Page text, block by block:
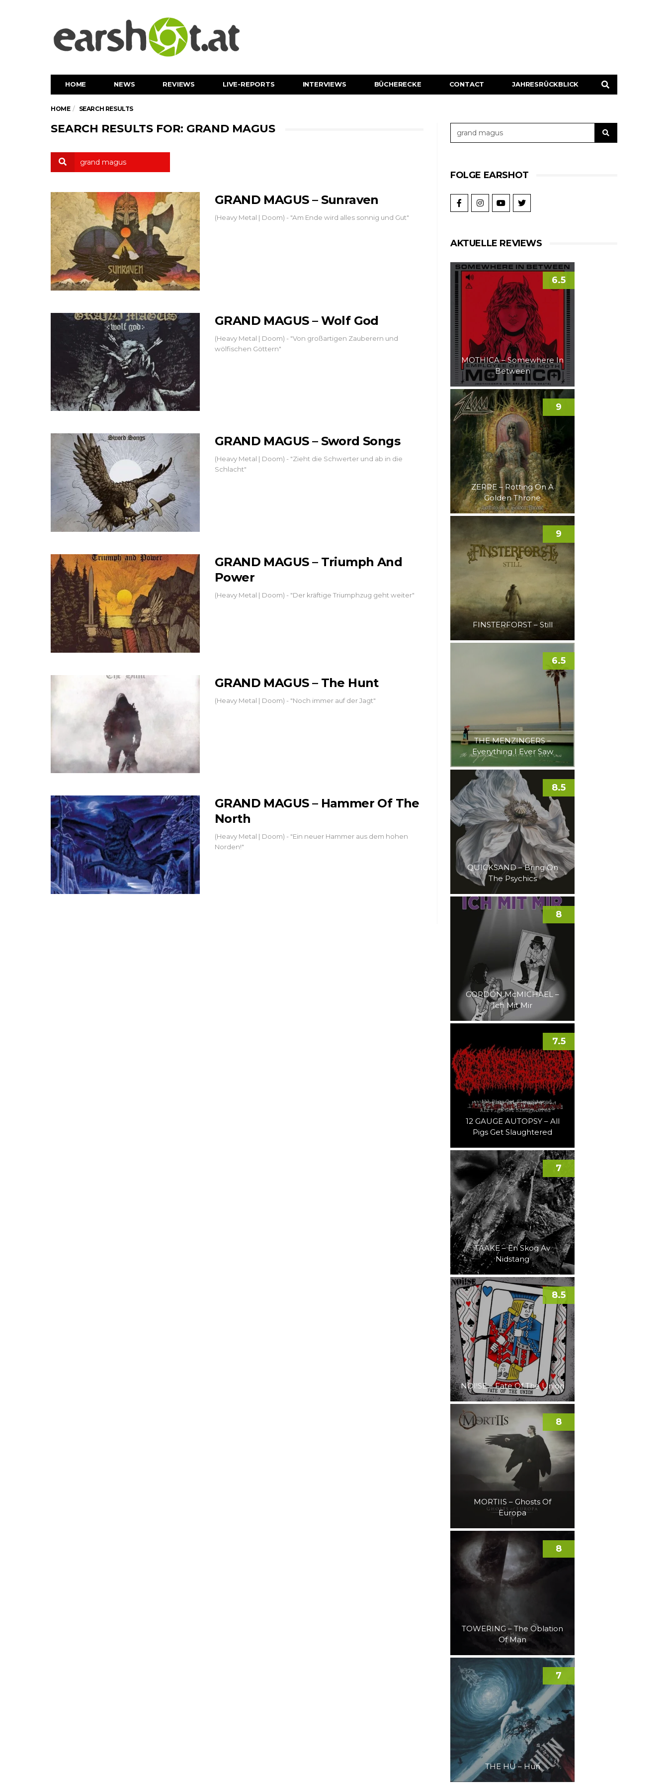
HOME NEWS REVIEWS LIVE-REPORTS INTERVIEWS BÜCHERECKE CONTACT JAHRESRÜCKBLICK
HOME SEARCH RESULTS
SEARCH RESULTS FOR: GRAND MAGUS
GRAND MAGUS – Sunraven
(Heavy Metal | Doom) - "Am Ende wird alles sonnig und Gut"
GRAND MAGUS – Wolf God
(Heavy Metal | Doom) - "Von großartigen Zauberern und
wölfischen Göttern"
GRAND MAGUS – Sword Songs
(Heavy Metal | Doom) - "Zieht die Schwerter und ab in die
Schlacht"
GRAND MAGUS – Triumph And
Power
(Heavy Metal | Doom) - "Der kräftige Triumphzug geht weiter"
GRAND MAGUS – The Hunt
(Heavy Metal | Doom) - "Noch immer auf der Jagt"
GRAND MAGUS – Hammer Of The
North
(Heavy Metal | Doom) - "Ein neuer Hammer aus dem hohen
Norden!"
FOLGE EARSHOT
AKTUELLE REVIEWS
MOTHICA – Somewhere In
Between
6.5
ZERRE – Rotting On A
Golden Throne
9
FINSTERFORST – Still
9
THE MENZINGERS –
Everything I Ever Saw
6.5
QUICKSAND – Bring On
The Psychics
8.5
GORDON McMICHAEL –
Ich Mit Mir
8
12 GAUGE AUTOPSY – All
Pigs Get Slaughtered
7.5
TAAKE – En Skog Av
Nidstang
7
NOI!SE – Fate Of The Union
8.5
MORTIIS – Ghosts Of
Europa
8
TOWERING – The Oblation
Of Man
8
THE HU – Hun
7